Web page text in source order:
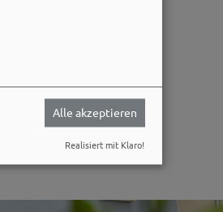
Alle akzeptieren
Realisiert mit Klaro!